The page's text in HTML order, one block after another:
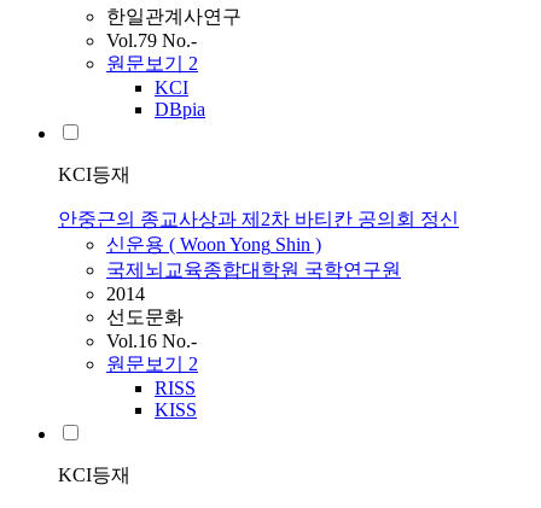
한일관계사연구
Vol.79 No.-
원문보기 2
KCI
DBpia
KCI등재
안중근의 종교사상과 제2차 바티칸 공의회 정신
신운용 ( WoonYong Shin )
국제뇌교육종합대학원 국학연구원
2014
선도문화
Vol.16 No.-
원문보기 2
RISS
KISS
KCI등재